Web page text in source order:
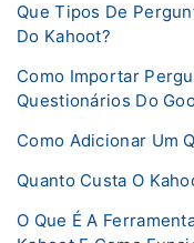
Que Tipos De
Do Kahoot?
Como Importar
Questionários Do
Como Adicionar Um
Quanto Custa O
O Que É A